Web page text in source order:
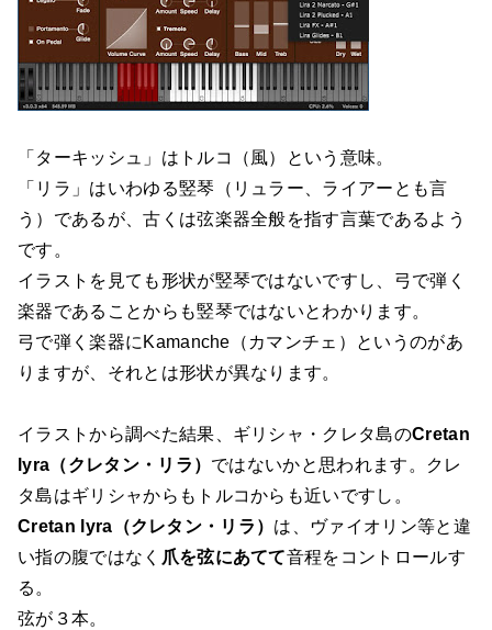
「ターキッシュ」はトルコ（風）という意味。
「リラ」はいわゆる竪琴（リュラー、ライアーとも言
う）であるが、古くは弦楽器全般を指す言葉であるよう
です。
イラストを見ても形状が竪琴ではないですし、弓で弾く
楽器であることからも竪琴ではないとわかります。
弓で弾く楽器にKamanche（カマンチェ）というのがあ
りますが、それとは形状が異なります。
イラストから調べた結果、ギリシャ・クレタ島のCretan
lyra（クレタン・リラ） ではないかと思われます。クレ
タ島はギリシャからもトルコからも近いですし。
Cretan lyra（クレタン・リラ） は、ヴァイオリン等と違
い指の腹ではなく 爪を弦にあてて音程をコントロールす
る。
弦が３本。